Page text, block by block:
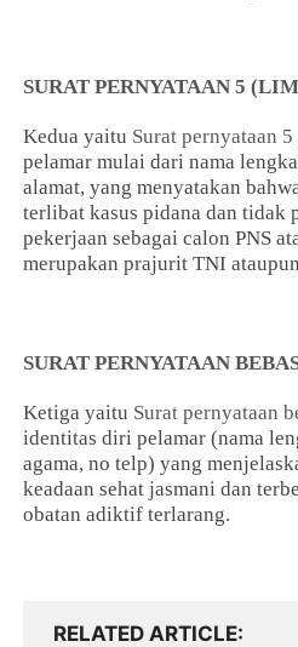
SURAT PERNYATAAN 5
Kedua yaitu Surat pernyataan
pelamar mulai dari nama
alamat, yang menyatakan
terlibat kasus pidana dan tidak
pekerjaan sebagai calon PNS
merupakan prajurit TNI
SURAT PERNYATAAN
Ketiga yaitu Surat pernyataan
identitas diri pelamar (nama
agama, no telp) yang
keadaan sehat jasmani dan
obatan adiktif terlarang.
RELATED ARTICLE